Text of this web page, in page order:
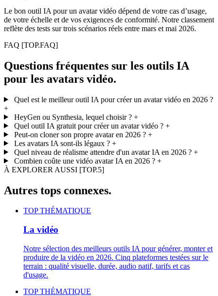
Le bon outil IA pour un avatar vidéo dépend de votre cas d’usage,
de votre échelle et de vos exigences de conformité. Notre classement
reflète des tests sur trois scénarios réels entre mars et mai 2026.
FAQ [TOP.FAQ]
Questions fréquentes sur les outils IA
pour les avatars vidéo.
Quel est le meilleur outil IA pour créer un avatar vidéo en 2026 ?
+
HeyGen ou Synthesia, lequel choisir ? +
Quel outil IA gratuit pour créer un avatar vidéo ? +
Peut-on cloner son propre avatar en 2026 ? +
Les avatars IA sont-ils légaux ? +
Quel niveau de réalisme attendre d'un avatar IA en 2026 ? +
Combien coûte une vidéo avatar IA en 2026 ? +
À EXPLORER AUSSI [TOP.5]
Autres tops connexes.
TOP THÉMATIQUE
La vidéo
Notre sélection des meilleurs outils IA pour générer, monter et
produire de la vidéo en 2026. Cinq plateformes testées sur le
terrain : qualité visuelle, durée, audio natif, tarifs et cas
d'usage.
TOP THÉMATIQUE